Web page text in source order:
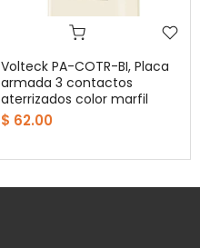
Volteck PA-COTR-BI, Placa
armada 3 contactos
aterrizados color marfil
$ 62.00